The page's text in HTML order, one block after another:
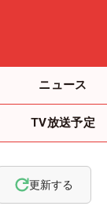
ニュース
TV放送予定
更新する